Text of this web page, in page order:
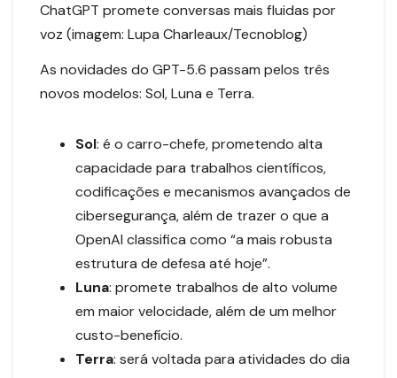
ChatGPT promete conversas mais fluidas por
voz (imagem: Lupa Charleaux/Tecnoblog)
As novidades do GPT-5.6 passam pelos três
novos modelos: Sol, Luna e Terra.
Sol: é o carro-chefe, prometendo alta
capacidade para trabalhos científicos,
codificações e mecanismos avançados de
cibersegurança, além de trazer o que a
OpenAI classifica como “a mais robusta
estrutura de defesa até hoje”.
Luna: promete trabalhos de alto volume
em maior velocidade, além de um melhor
custo-benefício.
Terra: será voltada para atividades do dia